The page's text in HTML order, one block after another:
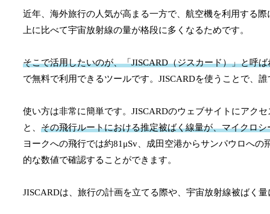
近年、海外旅行の人気が高まる一方で、航空機を利用する
上に比べて宇宙放射線の量が格段に多くなるためです。
そこで活用したいのが、「JISCARD（ジスカード）」と呼
で無料で利用できるツールです。JISCARDを使うことで、
使い方は非常に簡単です。JISCARDのウェブサイトにアク
と、 その飛行ルートにおける推定被ばく線量が、マイクロ
ヨークへの飛行では約81μSv、成田空港からサンパウロへ
的な数値で確認することができます。
JISCARDは、旅行の計画を立てる際や、宇宙放射線被ばく